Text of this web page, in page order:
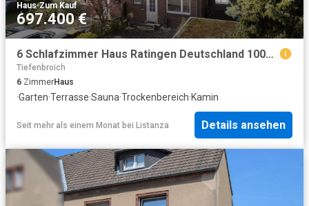
Haus·Zum Kauf
697.400 €
6 Schlafzimmer Haus Ratingen Deutschland 100496818
Tiefenbroich
6 ZimmerHaus
·Garten·Terrasse·Sauna·Trockenbereich·Kamin
Seit mehr als einem Monat bei Listanza Details ansehen